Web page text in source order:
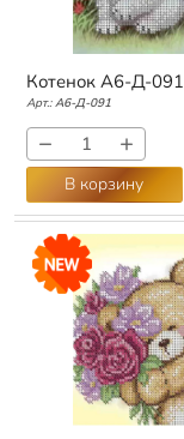
Котенок А6-Д-091
Арт.: А6-Д-091
− +
В корзину